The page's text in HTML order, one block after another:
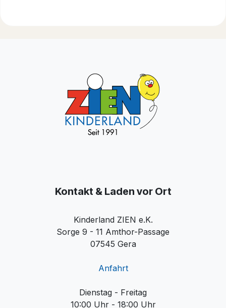
Kontakt & Laden vor Ort
Kinderland ZIEN e.K.
Sorge 9 - 11 Amthor-Passage
07545 Gera
Anfahrt
Dienstag - Freitag
10:00 Uhr - 18:00 Uhr